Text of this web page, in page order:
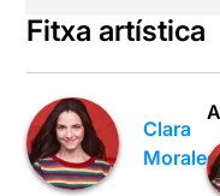
Fitxa artística
Clara